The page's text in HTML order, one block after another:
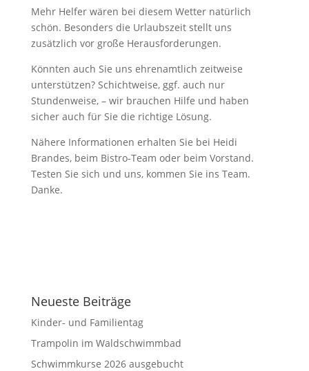
Mehr Helfer wären bei diesem Wetter natürlich
schön. Besonders die Urlaubszeit stellt uns
zusätzlich vor große Herausforderungen.
Könnten auch Sie uns ehrenamtlich zeitweise
unterstützen? Schichtweise, ggf. auch nur
Stundenweise, – wir brauchen Hilfe und haben
sicher auch für Sie die richtige Lösung.
Nähere Informationen erhalten Sie bei Heidi
Brandes, beim Bistro-Team oder beim Vorstand.
Testen Sie sich und uns, kommen Sie ins Team.
Danke.
Neueste Beiträge
Kinder- und Familientag
Trampolin im Waldschwimmbad
Schwimmkurse 2026 ausgebucht